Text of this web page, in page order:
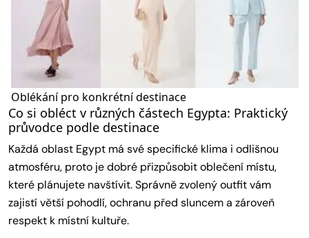
Oblékání pro konkrétní destinace
Co si obléct v různých částech Egypta: Praktický
průvodce podle destinace
Každá oblast Egypt má své specifické klima i odlišnou
atmosféru, proto je dobré přizpůsobit oblečení místu,
které plánujete navštívit. Správně zvolený outfit vám
zajistí větší pohodlí, ochranu před sluncem a zároveň
respekt k místní kultuře.